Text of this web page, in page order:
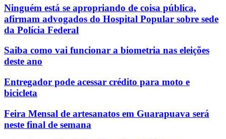
Ninguém está se apropriando de coisa pública,
afirmam advogados do Hospital Popular sobre sede
da Polícia Federal
Saiba como vai funcionar a biometria nas eleições
deste ano
Entregador pode acessar crédito para moto e
bicicleta
Feira Mensal de artesanatos em Guarapuava será
neste final de semana